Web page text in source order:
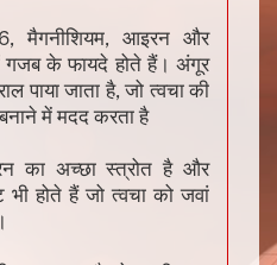
6, मैगनीशियम, आइरन और
के फायदे होते हैं। अंगूर
पाया जाता है, जो त्वचा की
में मदद करता है
का अच्छा स्त्रोत है और
भी होते हैं जो त्वचा को जवां